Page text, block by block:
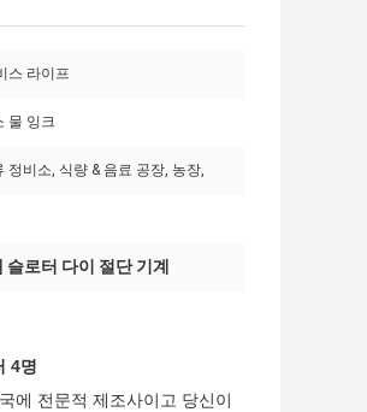
스 라이프
물 잉크
정비소, 식량 & 음료 공장, 농장,
슬로터 다이 절단 기계
4명
에 전문적 제조사이고 당신이